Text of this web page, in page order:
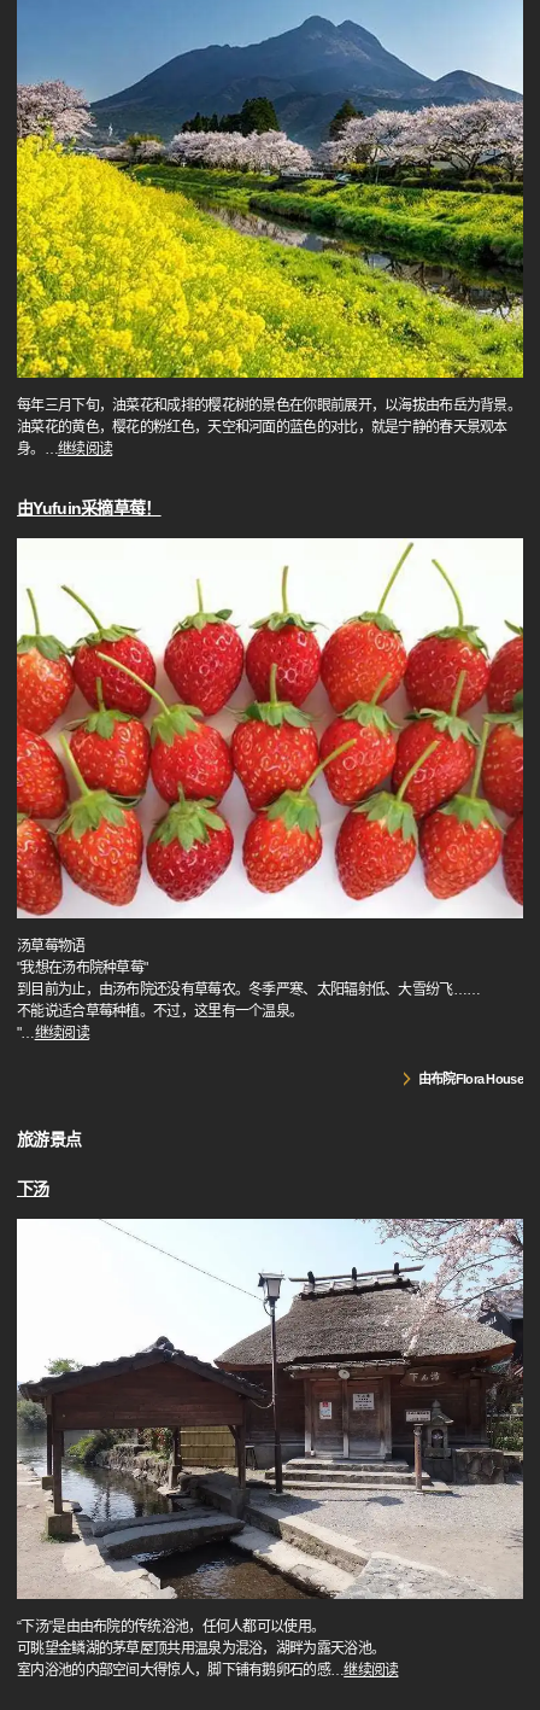
每年三月下旬，油菜花和成排的樱花树的景色在你眼前展开，以海拔由布岳为背景。
油菜花的黄色，樱花的粉红色，天空和河面的蓝色的对比，就是宁静的春天景观本
身。 …继续阅读
由Yufuin采摘草莓！
汤草莓物语
"我想在汤布院种草莓"
到目前为止，由汤布院还没有草莓农。冬季严寒、太阳辐射低、大雪纷飞……
不能说适合草莓种植。不过，这里有一个温泉。
"…继续阅读
由布院Flora House
旅游景点
下汤
“下汤”是由由布院的传统浴池，任何人都可以使用。
可眺望金鳞湖的茅草屋顶共用温泉为混浴，湖畔为露天浴池。
室内浴池的内部空间大得惊人，脚下铺有鹅卵石的感…继续阅读